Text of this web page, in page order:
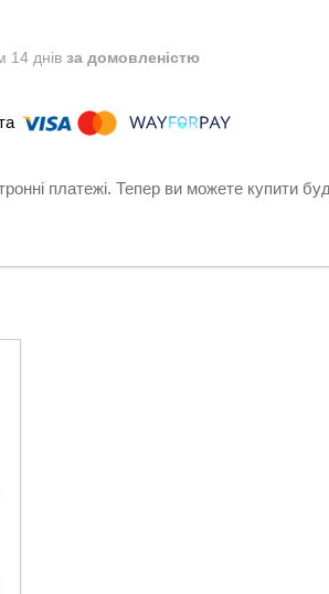
14 днів за домовленістю
платежі. Тепер ви можете купити